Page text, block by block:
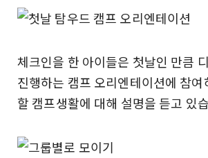
체크인을 한 아이들은 첫날인 만큼
진행하는 캠프 오리엔테이션에 참여
할 캠프생활에 대해 설명을 듣고 있